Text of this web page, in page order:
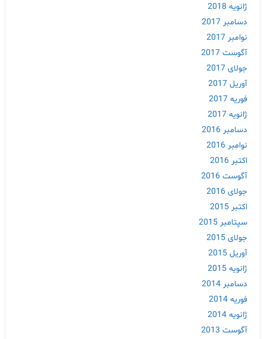
ژانویه 2018
دسامبر 2017
نوامبر 2017
آگوست 2017
جولای 2017
آوریل 2017
فوریه 2017
ژانویه 2017
دسامبر 2016
نوامبر 2016
اکتبر 2016
آگوست 2016
جولای 2016
اکتبر 2015
سپتامبر 2015
جولای 2015
آوریل 2015
ژانویه 2015
دسامبر 2014
فوریه 2014
ژانویه 2014
آگوست 2013